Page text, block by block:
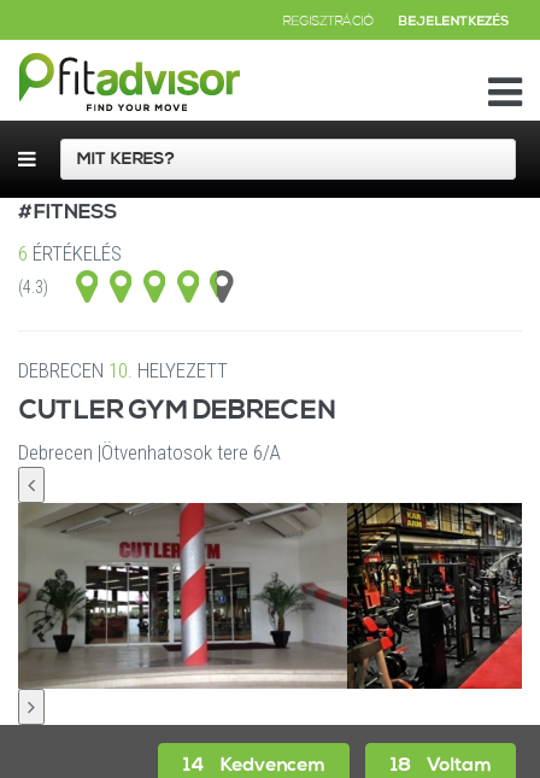
REGISZTRÁCIÓ BEJELENTKEZÉS
#FITNESS
6 ÉRTÉKELÉS
(4.3)
DEBRECEN 10. HELYEZETT
CUTLER GYM DEBRECEN
Debrecen |Ötvenhatosok tere 6/A
14 Kedvencem 18 Voltam